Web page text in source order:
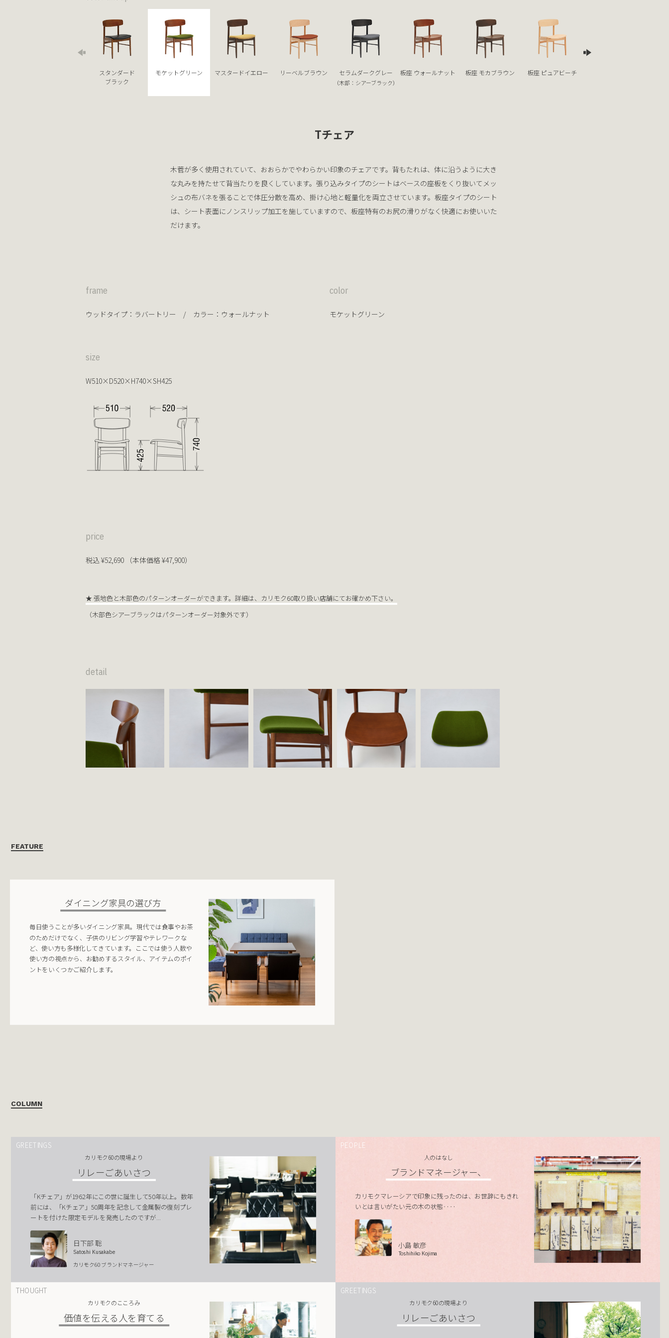
スタンダード
ブラック
モケットグリーン マスタードイエロー リーベルブラウン セラムダークグレー
（木部：シアーブラック）
板座 ウォールナット 板座 モカブラウン 板座 ピュアビーチ
Tチェア
木菅が多く使用されていて、おおらかでやわらかい印象のチェアです。背もたれは、体に沿うように大き
な丸みを持たせて背当たりを良くしています。張り込みタイプのシートはベースの座板をくり抜いてメッ
シュの布バネを張ることで体圧分散を高め、掛け心地と軽量化を両立させています。板座タイプのシート
は、シート表面にノンスリップ加工を施していますので、板座特有のお尻の滑りがなく快適にお使いいた
だけます。
frame
ウッドタイプ： ラバートリー / カラー： ウォールナット
color
モケットグリーン
size
W510×D520×H740×SH425
price
税込 ¥52,690 （本体価格 ¥47,900）
★ 張地色と木部色のパターンオーダーができます。詳細は、カリモク60取り扱い店舗にてお確かめ下さい。
（木部色シアーブラックはパターンオーダー対象外です）
detail
FEATURE
ダイニング家具の選び方
毎日使うことが多いダイニング家具。現代では食事やお茶
のためだけでなく、子供のリビング学習やテレワークな
ど、使い方も多様化してきています。ここでは使う人数や
使い方の視点から、お勧めするスタイル、アイテムのポイ
ントをいくつかご紹介します。
COLUMN
GREETINGS
カリモク60の現場より
リレーごあいさつ
「Kチェア」が1962年にこの世に誕生して50年以上。数年
前には、「Kチェア」50周年を記念して金属製の復刻プレ
ートを付けた限定モデルを発売したのですが...
日下部 聡
Satoshi Kusakabe
カリモク60 ブランドマネージャー
PEOPLE
人のはなし
ブランドマネージャー、
カリモクマレーシアで印象に残ったのは、お世辞にもきれ
いとは言いがたい元の木の状態‥‥
小島 敏彦
Toshihiko Kojima
THOUGHT
カリモクのこころみ
価値を伝える人を育てる
GREETINGS
カリモク60の現場より
リレーごあいさつ